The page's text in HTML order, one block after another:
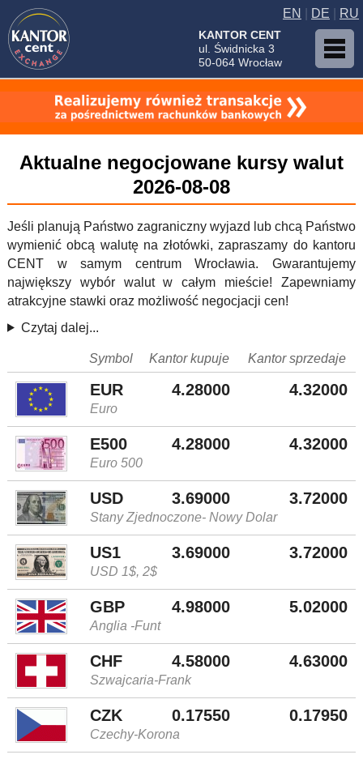
KANTOR CENT
ul. Świdnicka 3
50-064 Wrocław
EN DE RU
Aktualne negocjowane kursy walut
2026-08-08
Jeśli planują Państwo zagraniczny wyjazd lub chcą Państwo
wymienić obcą walutę na złotówki, zapraszamy do kantoru
CENT w samym centrum Wrocławia. Gwarantujemy
największy wybór walut w całym mieście! Zapewniamy
atrakcyjne stawki oraz możliwość negocjacji cen!
Czytaj dalej...
Symbol Kantor kupuje Kantor sprzedaje
EUR 4.28000 4.32000
Euro
E500 4.28000 4.32000
Euro 500
USD 3.69000 3.72000
Stany Zjednoczone- Nowy Dolar
US1 3.69000 3.72000
USD 1$, 2$
GBP 4.98000 5.02000
Anglia -Funt
CHF 4.58000 4.63000
Szwajcaria-Frank
CZK 0.17550 0.17950
Czechy-Korona